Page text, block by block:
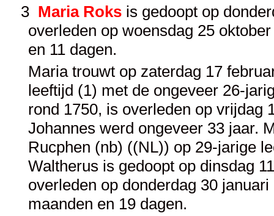
3 Maria Roksis gedoopt op
overleden op woensdag 25
en 11 dagen.
Maria trouwt op zaterdag 17
leeftijd (1) met de ongeveer 26-
rond 1750, is overleden op vrijdag
Johannes werd ongeveer 33 jaar.
Rucphen (nb) ((NL)) op 29-jarige
Waltherus is gedoopt op dinsdag
overleden op donderdag 30
maanden en 19 dagen.